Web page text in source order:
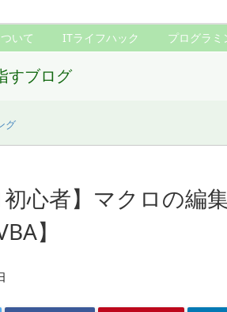
いて ITライフハック プログラミ
すブログ
グ
初心者】マクロの編
】